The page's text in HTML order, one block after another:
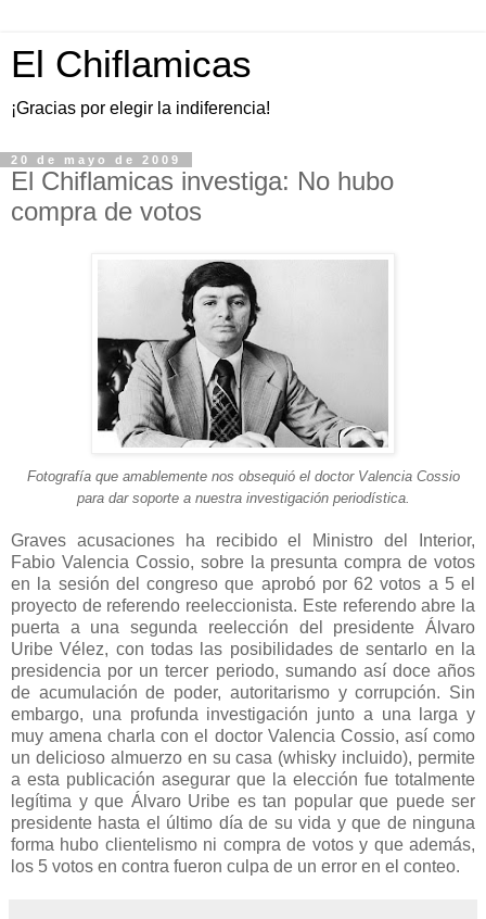
El Chiflamicas
¡Gracias por elegir la indiferencia!
20 de mayo de 2009
El Chiflamicas investiga: No hubo
compra de votos
Fotografía que amablemente nos obsequió el doctor Valencia Cossio
para dar soporte a nuestra investigación periodística.
Graves acusaciones ha recibido el Ministro del Interior,
Fabio Valencia Cossio, sobre la presunta compra de votos
en la sesión del congreso que aprobó por 62 votos a 5 el
proyecto de referendo reeleccionista. Este referendo abre la
puerta a una segunda reelección del presidente Álvaro
Uribe Vélez, con todas las posibilidades de sentarlo en la
presidencia por un tercer periodo, sumando así doce años
de acumulación de poder, autoritarismo y corrupción. Sin
embargo, una profunda investigación junto a una larga y
muy amena charla con el doctor Valencia Cossio, así como
un delicioso almuerzo en su casa (whisky incluido), permite
a esta publicación asegurar que la elección fue totalmente
legítima y que Álvaro Uribe es tan popular que puede ser
presidente hasta el último día de su vida y que de ninguna
forma hubo clientelismo ni compra de votos y que además,
los 5 votos en contra fueron culpa de un error en el conteo.